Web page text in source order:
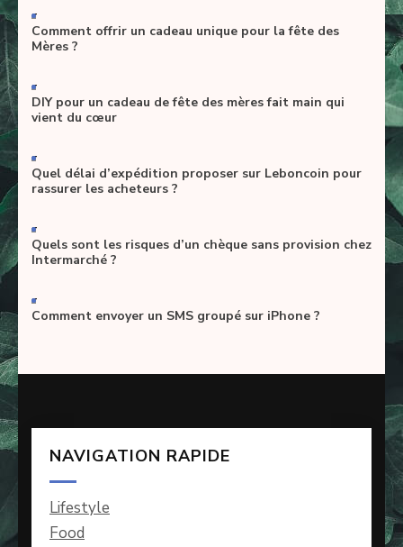
-
Comment offrir un cadeau unique pour la fête des
Mères ?
-
DIY pour un cadeau de fête des mères fait main qui
vient du cœur
-
Quel délai d’expédition proposer sur Leboncoin pour
rassurer les acheteurs ?
-
Quels sont les risques d’un chèque sans provision chez
Intermarché ?
-
Comment envoyer un SMS groupé sur iPhone ?
NAVIGATION RAPIDE
Lifestyle
Food